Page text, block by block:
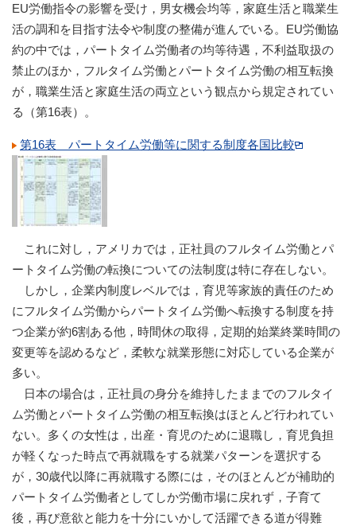
EU労働指令の影響を受け，男女機会均等，家庭生活と職業生
活の調和を目指す法令や制度の整備が進んでいる。EU労働協
約の中では，パートタイム労働者の均等待遇，不利益取扱の
禁止のほか，フルタイム労働とパートタイム労働の相互転換
が，職業生活と家庭生活の両立という観点から規定されてい
る（第16表）。
第16表 パートタイム労働等に関する制度各国比較
これに対し，アメリカでは，正社員のフルタイム労働とパ
ートタイム労働の転換についての法制度は特に存在しない。
しかし，企業内制度レベルでは，育児等家族的責任のため
にフルタイム労働からパートタイム労働へ転換する制度を持
つ企業が約6割ある他，時間休の取得，定期的始業終業時間の
変更等を認めるなど，柔軟な就業形態に対応している企業が
多い。
日本の場合は，正社員の身分を維持したままでのフルタイ
ム労働とパートタイム労働の相互転換はほとんど行われてい
ない。多くの女性は，出産・育児のために退職し，育児負担
が軽くなった時点で再就職をする就業パターンを選択する
が，30歳代以降に再就職する際には，そのほとんどが補助的
パートタイム労働者としてしか労働市場に戻れず，子育て
後，再び意欲と能力を十分にいかして活躍できる道が得難